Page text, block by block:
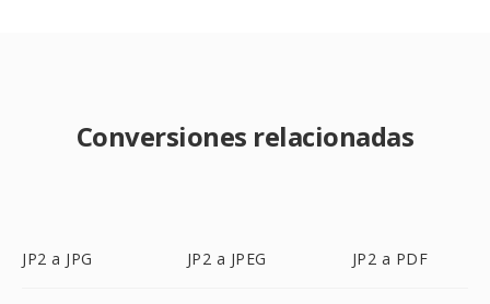
Conversiones relacionadas
JP2 a JPG JP2 a JPEG JP2 a PDF